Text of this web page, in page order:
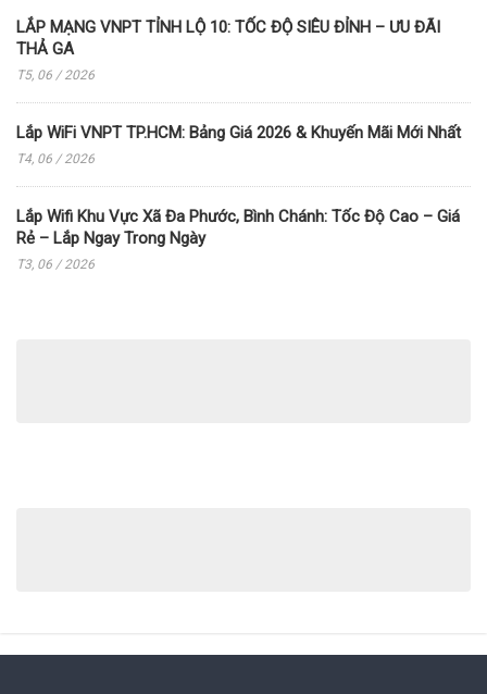
LẮP MẠNG VNPT TỈNH LỘ 10: TỐC ĐỘ SIÊU ĐỈNH – ƯU ĐÃI
THẢ GA
T5, 06 / 2026
Lắp WiFi VNPT TP.HCM: Bảng Giá 2026 & Khuyến Mãi Mới Nhất
T4, 06 / 2026
Lắp Wifi Khu Vực Xã Đa Phước, Bình Chánh: Tốc Độ Cao – Giá
Rẻ – Lắp Ngay Trong Ngày
T3, 06 / 2026